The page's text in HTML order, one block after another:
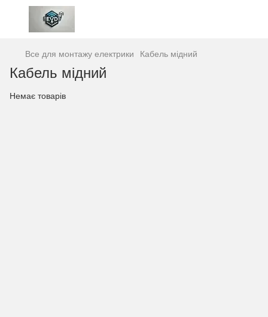
Все для монтажу електрики Кабель мідний
Кабель мідний
Немає товарів